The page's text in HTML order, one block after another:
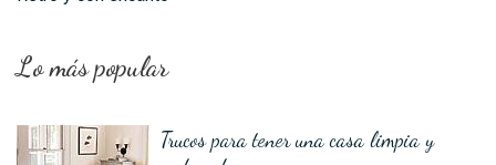
Lo más popular
Trucos para tener una casa limpia y